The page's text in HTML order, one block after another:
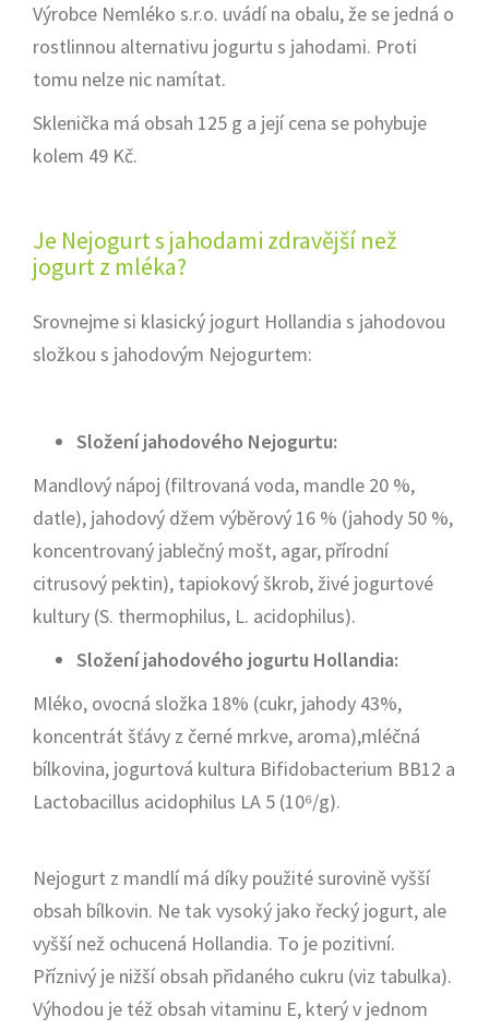
Výrobce Nemléko s.r.o. uvádí na obalu, že se jedná o
rostlinnou alternativu jogurtu s jahodami. Proti
tomu nelze nic namítat.
Sklenička má obsah 125 g a její cena se pohybuje
kolem 49 Kč.
Je Nejogurt s jahodami zdravější než
jogurt z mléka?
Srovnejme si klasický jogurt Hollandia s jahodovou
složkou s jahodovým Nejogurtem:
Složení jahodového Nejogurtu:
Mandlový nápoj (filtrovaná voda, mandle 20 %,
datle), jahodový džem výběrový 16 % (jahody 50 %,
koncentrovaný jablečný mošt, agar, přírodní
citrusový pektin), tapiokový škrob, živé jogurtové
kultury (S. thermophilus, L. acidophilus).
Složení jahodového jogurtu Hollandia:
Mléko, ovocná složka 18% (cukr, jahody 43%,
koncentrát šťávy z černé mrkve, aroma),mléčná
bílkovina, jogurtová kultura Bifidobacterium BB12 a
Lactobacillus acidophilus LA 5 (10⁶/g).
Nejogurt z mandlí má díky použité surovině vyšší
obsah bílkovin. Ne tak vysoký jako řecký jogurt, ale
vyšší než ochucená Hollandia. To je pozitivní.
Příznivý je nižší obsah přidaného cukru (viz tabulka).
Výhodou je též obsah vitaminu E, který v jednom